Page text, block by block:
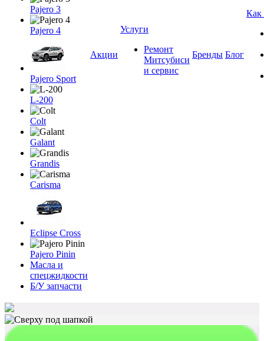
Pajero 3
Pajero 4
Pajero Sport
L-200
Colt
Galant
Grandis
Carisma
Eclipse Cross
Pajero Pinin
Масла и
спецжидкости
Б/У запчасти
Акции
Услуги
Ремонт
Митсубиси
и сервис
Бренды Блог
Как